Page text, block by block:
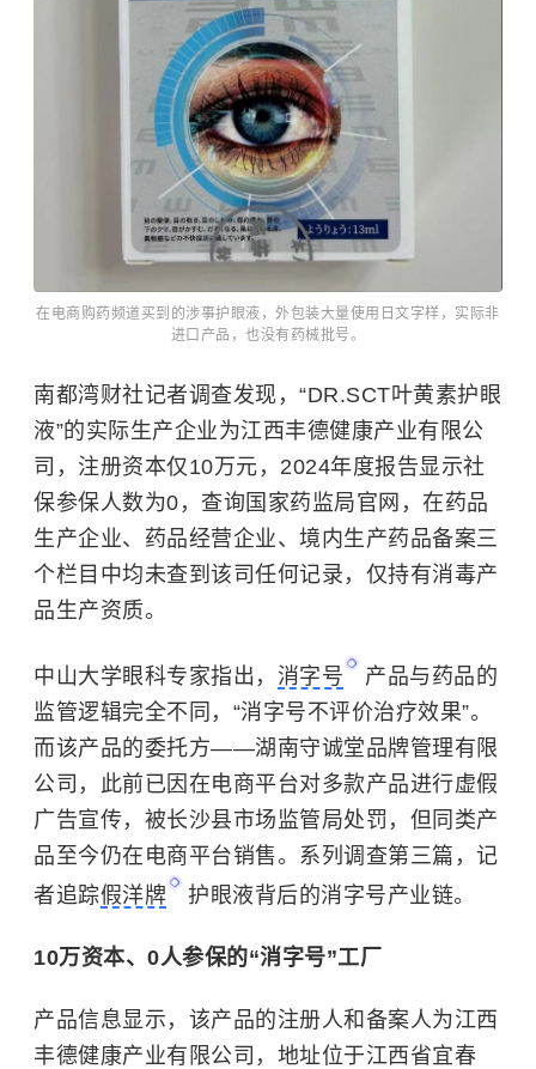
在电商购药频道买到的涉事护眼液，外包装大量使用日文字样，实际非
进口产品，也没有药械批号。
南都湾财社记者调查发现，“DR.SCT叶黄素护眼
液”的实际生产企业为江西丰德健康产业有限公
司，注册资本仅10万元，2024年度报告显示社
保参保人数为0，查询国家药监局官网，在药品
生产企业、药品经营企业、境内生产药品备案三
个栏目中均未查到该司任何记录，仅持有消毒产
品生产资质。
中山大学眼科专家指出， 消字号
产品与药品的
监管逻辑完全不同，“消字号不评价治疗效果”。
而该产品的委托方——湖南守诚堂品牌管理有限
公司，此前已因在电商平台对多款产品进行虚假
广告宣传，被长沙县市场监管局处罚，但同类产
品至今仍在电商平台销售。系列调查第三篇，记
者追踪假洋牌 护眼液背后的消字号产业链。
10万资本、0人参保的“消字号”工厂
产品信息显示，该产品的注册人和备案人为江西
丰德健康产业有限公司，地址位于江西省宜春